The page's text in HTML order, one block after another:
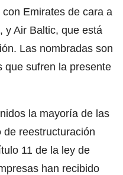
Emirates de cara a
y Air Baltic, que está
Las nombradas son
que sufren la presente
la mayoría de las
reestructuración
11 de la ley de
han recibido